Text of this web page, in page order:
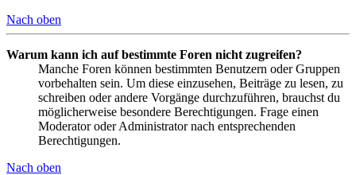
Nach oben
Warum kann ich auf bestimmte Foren nicht zugreifen?
Manche Foren können bestimmten Benutzern oder Gruppen
vorbehalten sein. Um diese einzusehen, Beiträge zu lesen, zu
schreiben oder andere Vorgänge durchzuführen, brauchst du
möglicherweise besondere Berechtigungen. Frage einen
Moderator oder Administrator nach entsprechenden
Berechtigungen.
Nach oben